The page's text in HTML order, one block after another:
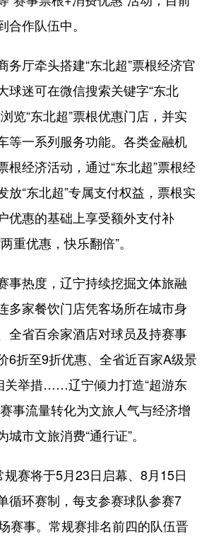
贵州
内蒙古 黑龙江
Français عربى
日本語 한국어
作队伍中。
厅牵头搭建“东北超”票根经济官
球迷可在微信搜索关键字“东北
览“东北超”票根优惠门店，并实
等一系列服务功能。各类金融机
根经济活动，通过“东北超”票根经
放“东北超”专属支付权益，票根实
优惠的基础上享受额外支付补
重优惠，快乐翻倍”。
热度，辽宁持续挖掘文体旅融
多家餐饮门店凭客场所在城市身
全省百余家酒店对球员及持赛事
6折至9折优惠、全省近百家A级景
关举措……辽宁倾力打造“超游东
事流量转化为文旅人气与经济增
市文旅消费“通行证”。
赛将于5月23日启幕、8月15日
循环赛制，每支参赛球队参赛7
赛事。常规赛排名前四的队伍晋